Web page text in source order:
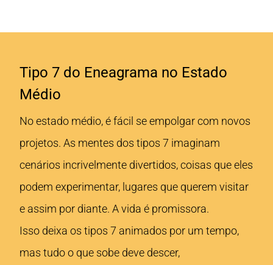
Tipo 7 do Eneagrama no Estado
Médio
No estado médio, é fácil se empolgar com novos
projetos. As mentes dos tipos 7 imaginam
cenários incrivelmente divertidos, coisas que eles
podem experimentar, lugares que querem visitar
e assim por diante. A vida é promissora.
Isso deixa os tipos 7 animados por um tempo,
mas tudo o que sobe deve descer,